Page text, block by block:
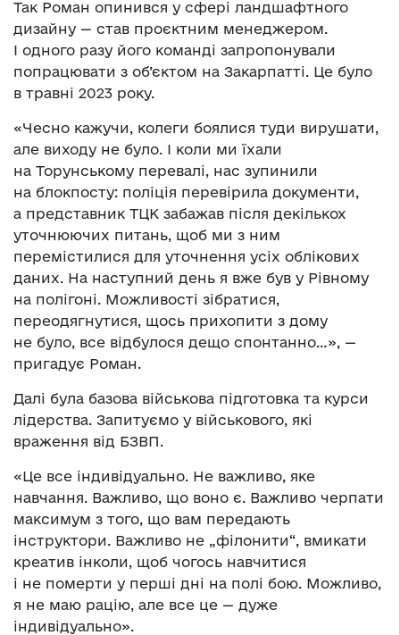
Так Роман опинився у сфері ландшафтного
дизайну — став проєктним менеджером.
І одного разу його команді запропонували
попрацювати з об’єктом на Закарпатті. Це було
в травні 2023 року.
«Чесно кажучи, колеги боялися туди вирушати,
але виходу не було. І коли ми їхали
на Торунському перевалі, нас зупинили
на блокпосту: поліція перевірила документи,
а представник ТЦК забажав після декількох
уточнюючих питань, щоб ми з ним
перемістилися для уточнення усіх облікових
даних. На наступний день я вже був у Рівному
на полігоні. Можливості зібратися,
переодягнутися, щось прихопити з дому
не було, все відбулося дещо спонтанно…», —
пригадує Роман.
Далі була базова військова підготовка та курси
лідерства. Запитуємо у військового, які
враження від БЗВП.
«Це все індивідуально. Не важливо, яке
навчання. Важливо, що воно є. Важливо черпати
максимум з того, що вам передають
інструктори. Важливо не „філонити“, вмикати
креатив інколи, щоб чогось навчитися
і не померти у перші дні на полі бою. Можливо,
я не маю рацію, але все це — дуже
індивідуально».